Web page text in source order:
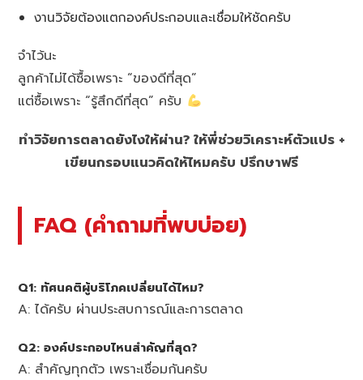
งานวิจัยต้องแตกองค์ประกอบและเชื่อมให้ชัดครับ
จำไว้นะ
ลูกค้าไม่ได้ซื้อเพราะ “ของดีที่สุด”
แต่ซื้อเพราะ “รู้สึกดีที่สุด” ครับ
ทำวิจัยการตลาดยังไงให้ผ่าน? ให้พี่ช่วยวิเคราะห์ตัวแปร +
เขียนกรอบแนวคิดให้ไหมครับ ปรึกษาฟรี
FAQ (คำถามที่พบบ่อย)
Q1: ทัศนคติผู้บริโภคเปลี่ยนได้ไหม?
A: ได้ครับ ผ่านประสบการณ์และการตลาด
Q2: องค์ประกอบไหนสำคัญที่สุด?
A: สำคัญทุกตัว เพราะเชื่อมกันครับ